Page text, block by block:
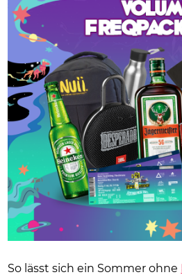
So lässt sich ein Sommer ohne